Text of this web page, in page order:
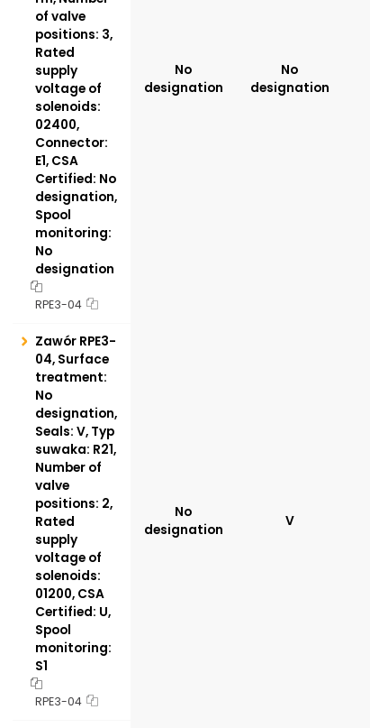
of valve
positions: 3,
Rated
supply
voltage of
solenoids:
02400,
Connector:
E1, CSA
Certified: No
designation,
Spool
monitoring:
No
designation
RPE3-04
No
designation
No
designation
Zawór RPE3-
04, Surface
treatment:
No
designation,
Seals: V, Typ
suwaka: R21,
Number of
valve
positions: 2,
Rated
supply
voltage of
solenoids:
01200, CSA
Certified: U,
Spool
monitoring:
S1
RPE3-04
No
designation
V